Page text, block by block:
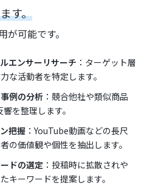
す。
可能です。
エンサーリサーチ ：ターゲット層
な活動者を特定します。
例の分析 ：競合他社や類似商品
を整理します。
把握 ：YouTube動画などの長尺
の価値観や個性を抽出します。
ドの選定 ：投稿時に拡散されや
キーワードを提案します。